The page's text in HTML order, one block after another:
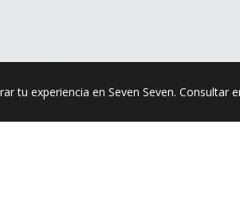
tu experiencia en Seven Seven. Consultar